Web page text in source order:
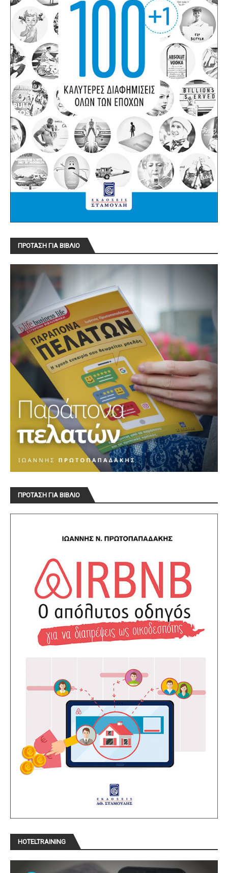
ΠΡΟΤΑΣΗ ΓΙΑ ΒΙΒΛΙΟ
ΠΡΟΤΑΣΗ ΓΙΑ ΒΙΒΛΙΟ
HOTELTRAINING